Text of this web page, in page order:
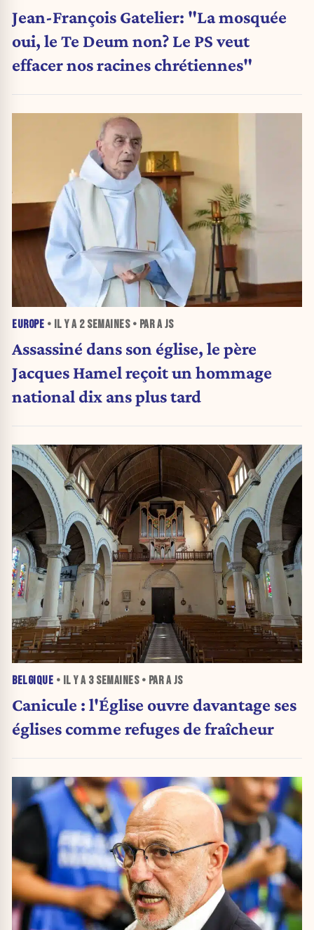
Jean-François Gatelier: "La mosquée
oui, le Te Deum non? Le PS veut
effacer nos racines chrétiennes"
EUROPE • IL Y A 2 SEMAINES• PAR A JS
Assassiné dans son église, le père
Jacques Hamel reçoit un hommage
national dix ans plus tard
BELGIQUE • IL Y A 3 SEMAINES• PAR A JS
Canicule : l'Église ouvre davantage ses
églises comme refuges de fraîcheur